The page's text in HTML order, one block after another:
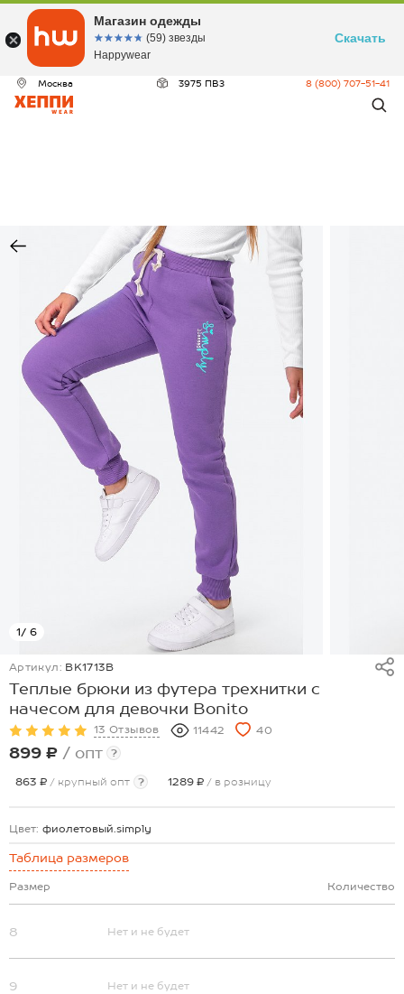
Москва 3975 ПВЗ 8 (800) 707-51-41
1/ 6
Артикул: BK1713B
Теплые брюки из футера трехнитки с
начесом для девочки Bonito
13 Отзывов 11442 40
899 ₽ / опт ?
863 ₽ / крупный опт ? 1289 ₽ / в розницу
Цвет: фиолетовый.simply
Таблица размеров
Размер Количество
8 Нет и не будет
9 Нет и не будет
Магазин одежды
☆☆☆☆☆
★★★★★ (59) звезды
Happywear
Скачать